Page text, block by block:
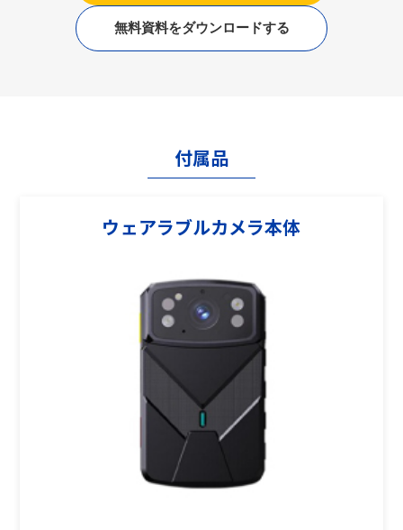
無料資料をダウンロードする
付属品
ウェアラブルカメラ本体